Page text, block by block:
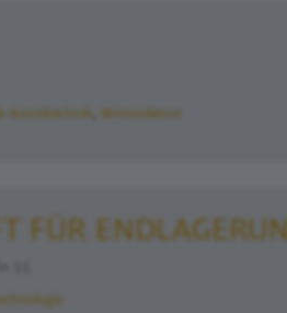
Kanaltechnik Winterdienst
FÜR